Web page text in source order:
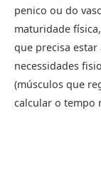
penico ou do
maturidade
que precisa
necessidades
(músculos que
calcular o tempo